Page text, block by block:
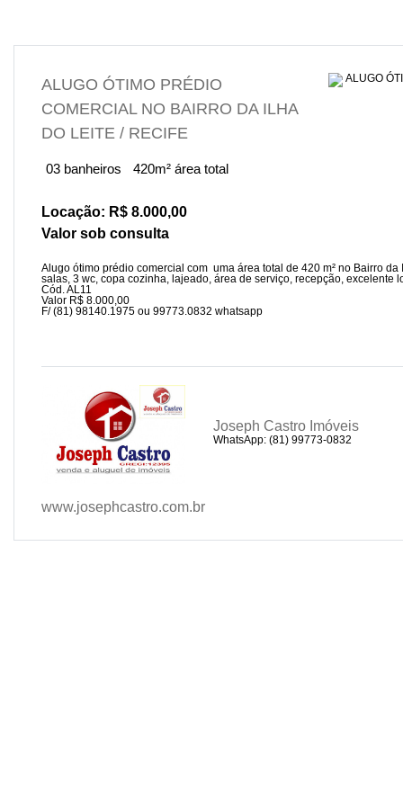
ALUGO ÓTIMO PRÉDIO
COMERCIAL NO BAIRRO DA ILHA
DO LEITE / RECIFE
03 banheiros 420m² área total
Locação: R$ 8.000,00
Valor sob consulta
Alugo ótimo prédio comercial com uma área total de 420 m² no Bairro
salas, 3 wc, copa cozinha, lajeado, área de serviço, recepção, excelente
Cód. AL11
Valor R$ 8.000,00
F/ (81) 98140.1975 ou 99773.0832 whatsapp
Joseph Castro Imóveis
WhatsApp: (81) 99773-0832
www.josephcastro.com.br